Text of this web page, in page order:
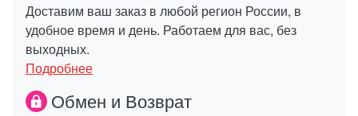
Доставим ваш заказ в любой регион России, в
удобное время и день. Работаем для вас, без
выходных.
Подробнее
Обмен и Возврат